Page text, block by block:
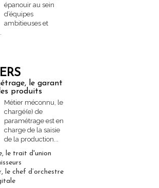
épanouir au sein
d’équipes
ambitieuses et
le garant
produits
Métier méconnu, le
chargé(e) de
paramétrage est en
charge de la saisie
de la production...
le trait d'union
le chef d’orchestre